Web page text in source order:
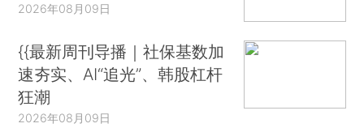
2026年08月09日
{{最新周刊导播｜社保基数加
速夯实、AI“追光”、韩股杠杆
狂潮
2026年08月09日